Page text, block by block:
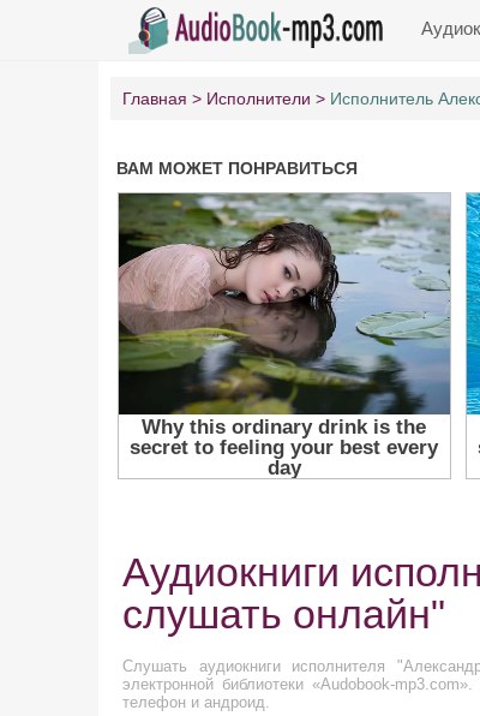
Главная Исполнители Исполнитель
Аудиокниги
слушать онлайн"
Слушать аудиокниги исполнителя
электронной библиотеки «Audobook-
телефон и андроид.